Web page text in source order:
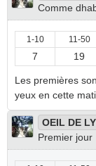
Comme
1-10 11-50
7 19
Les premières
yeux en cette
OEIL DE
Premier jour